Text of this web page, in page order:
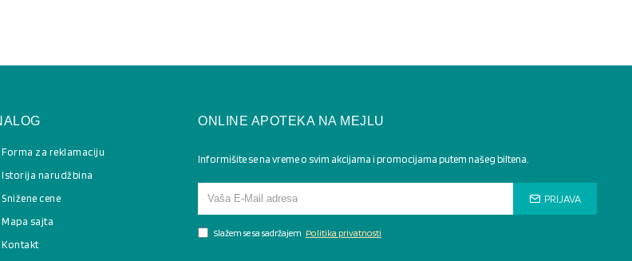
Forma za reklamaciju
Istorija narudžbina
Snižene cene
Mapa sajta
Kontakt
ONLINE APOTEKA NA MEJLU
Informišite se na vreme o svim akcijama i promocijama putem našeg biltena.
PRIJAVA
Slažem se sa sadržajem Politika privatnosti